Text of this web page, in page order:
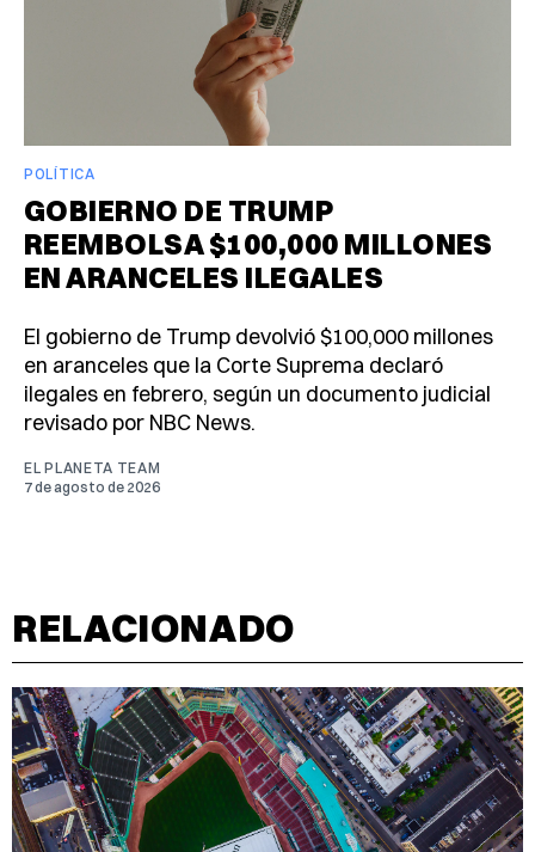
POLÍTICA
GOBIERNO DE TRUMP
REEMBOLSA $100,000 MILLONES
EN ARANCELES ILEGALES
El gobierno de Trump devolvió $100,000 millones
en aranceles que la Corte Suprema declaró
ilegales en febrero, según un documento judicial
revisado por NBC News.
EL PLANETA TEAM
7 de agosto de 2026
RELACIONADO